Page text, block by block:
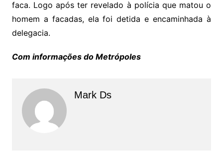
faca. Logo após ter revelado à polícia que matou o
homem a facadas, ela foi detida e encaminhada à
delegacia.
Com informações do Metrópoles
Mark Ds